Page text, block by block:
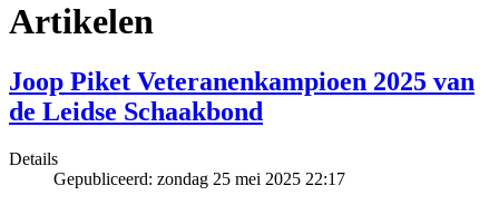
Artikelen
Joop Piket Veteranenkampioen 2025 van
de Leidse Schaakbond
Details
Gepubliceerd: zondag 25 mei 2025 22:17